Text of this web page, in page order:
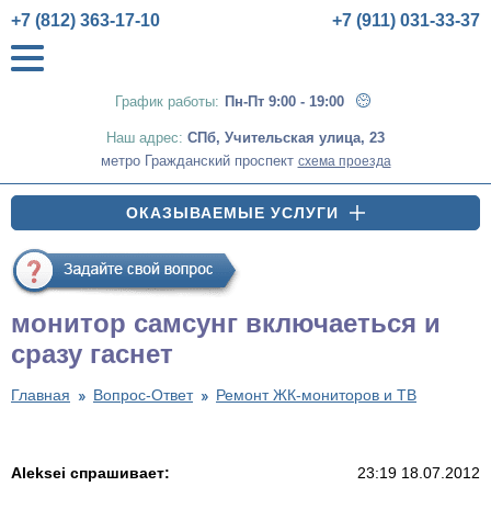
График работы: Пн-Пт 9:00 - 19:00
+7 (812) 363-17-10 +7 (911) 031-33-37
Наш адрес: СПб, Учительская улица, 23
метро Гражданский проспект схема проезда
ОКАЗЫВАЕМЫЕ УСЛУГИ
монитор самсунг включаеться и
сразу гаснет
Главная Вопрос-Ответ Ремонт ЖК-мониторов и ТВ
Aleksei спрашивает: 23:19 18.07.2012